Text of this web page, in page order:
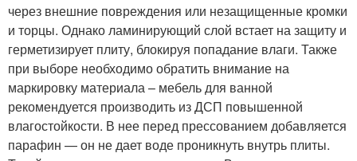
через внешние повреждения или незащищенные кромки
и торцы. Однако ламинирующий слой встает на защиту и
герметизирует плиту, блокируя попадание влаги. Также
при выборе необходимо обратить внимание на
маркировку материала – мебель для ванной
рекомендуется производить из ДСП повышенной
влагостойкости. В нее перед прессованием добавляется
парафин — он не дает воде проникнуть внутрь плиты.